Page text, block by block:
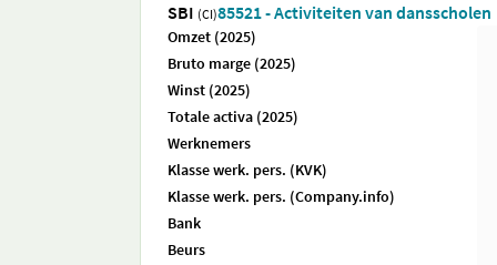
SBI (CI)85521 - Activiteiten van dansscholen
Omzet (2025)
Bruto marge (2025)
Winst (2025)
Totale activa (2025)
Werknemers
Klasse werk. pers. (KVK)
Klasse werk. pers. (Company.info)
Bank
Beurs